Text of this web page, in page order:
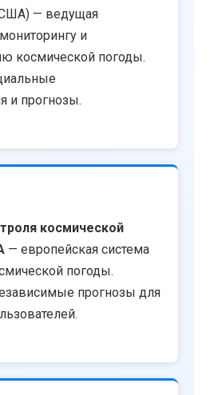
— ведущая
и
космической погоды.
и прогнозы.
космической
— европейская система
погоды.
прогнозы для